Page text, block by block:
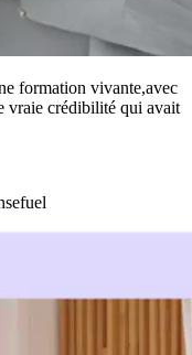
formation vivante,avec
vraie crédibilité qui avait